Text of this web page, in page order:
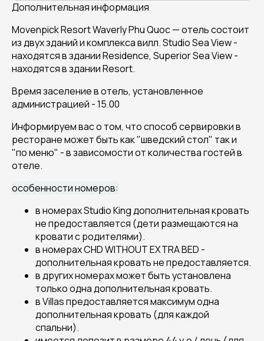
Дополнительная информация
Movenpick Resort Waverly Phu Quoc — отель состоит
из двух зданий и комплекса вилл. Studio Sea View -
находятся в здании Residence, Superior Sea View -
находятся в здании Resort.
Время заселение в отель, установленное
администрацией - 15.00
Информируем вас о том, что способ сервировки в
ресторане может быть как "шведский стол" так и
"по меню" - в зависомости от количества гостей в
отеле.
особенности номеров:
в номерах Studio King дополнительная кровать
не предоставляется (дети размещаются на
кровати с родителями).
в номерах CHD WITHOUT EXTRA BED -
дополнительная кровать не предоставляется.
в других номерах может быть установлена
только одна дополнительная кровать.
в Villas предоставляется максимум одна
дополнительная кровать (для каждой
спальни).